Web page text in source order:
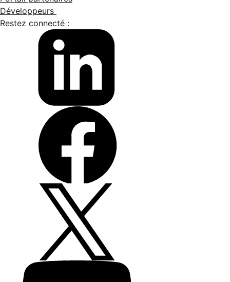
Développeurs
Restez connecté :